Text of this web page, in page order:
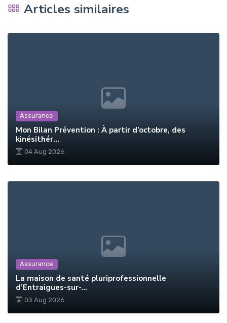
Articles similaires
Assurance
Mon Bilan Prévention : À partir d’octobre, des
kinésithér...
04 Aug 2026
Assurance
La maison de santé pluriprofessionnelle
d’Entraigues-sur-...
03 Aug 2026